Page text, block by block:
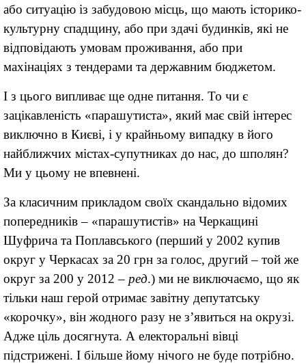
або ситуацію із забудовою місць, що мають історико-
культурну спадщину, або при здачі будинків, які не
відповідають умовам проживання, або при
махінаціях з тендерами та державним бюджетом.
І з цього випливає ще одне питання. То чи є
зацікавленість «парашутиста», який має свій інтерес
виключно в Києві, і у крайньому випадку в його
найближчих містах-супутниках до нас, до шполян?
Ми у цьому не впевнені.
За класичним прикладом своїх скандально відомих
попередників – «парашутистів» на Черкащині
Шуфрича та Поплавського (перший у 2002 купив
округ у Черкасах за 20 грн за голос, другий – той же
округ за 200 у 2012 – ред.) ми не виключаємо, що як
тільки наш герой отримає завітну депутатську
«корочку», він жодного разу не з’явиться на окрузі.
Адже ціль досягнута. А електоральні вівці
підстрижені. І більше йому нічого не буде потрібно.